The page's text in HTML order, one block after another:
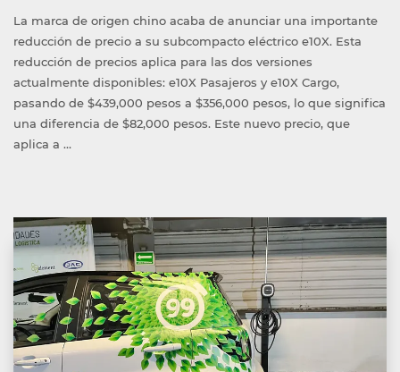
La marca de origen chino acaba de anunciar una importante
reducción de precio a su subcompacto eléctrico e10X. Esta
reducción de precios aplica para las dos versiones
actualmente disponibles: e10X Pasajeros y e10X Cargo,
pasando de $439,000 pesos a $356,000 pesos, lo que significa
una diferencia de $82,000 pesos. Este nuevo precio, que
aplica a …